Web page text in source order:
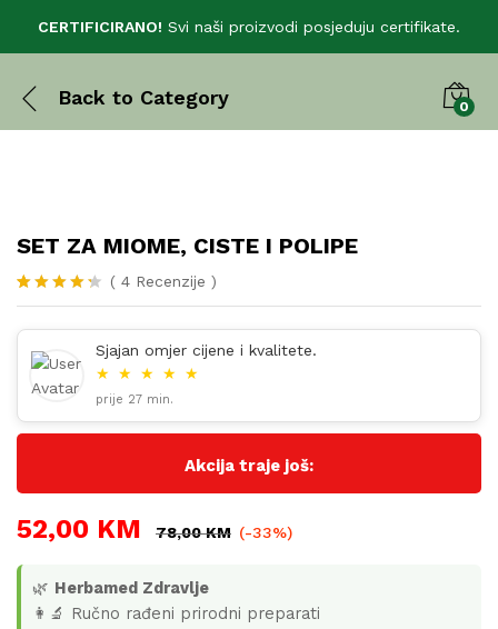
CERTIFICIRANO! Svi naši proizvodi posjeduju certifikate.
Back to Category 0
SET ZA MIOME, CISTE I POLIPE
Korisničk
e ocjene:
ukupno 5
4
korisnika)
( 4 Recenzije )
Sjajan omjer cijene i kvalitete.
★ ★ ★ ★ ★
prije 27 min.
Akcija traje još:
52,00 KM 78,00KM (-33%)
🌿 Herbamed Zdravlje
👩‍🔬 Ručno rađeni prirodni preparati